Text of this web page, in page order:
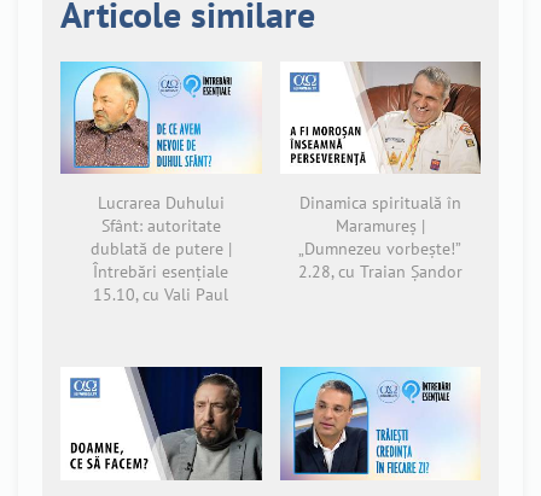
Articole similare
Lucrarea Duhului
Sfânt: autoritate
dublată de putere |
Întrebări esențiale
15.10, cu Vali Paul
Dinamica spirituală în
Maramureș |
„Dumnezeu vorbește!”
2.28, cu Traian Șandor